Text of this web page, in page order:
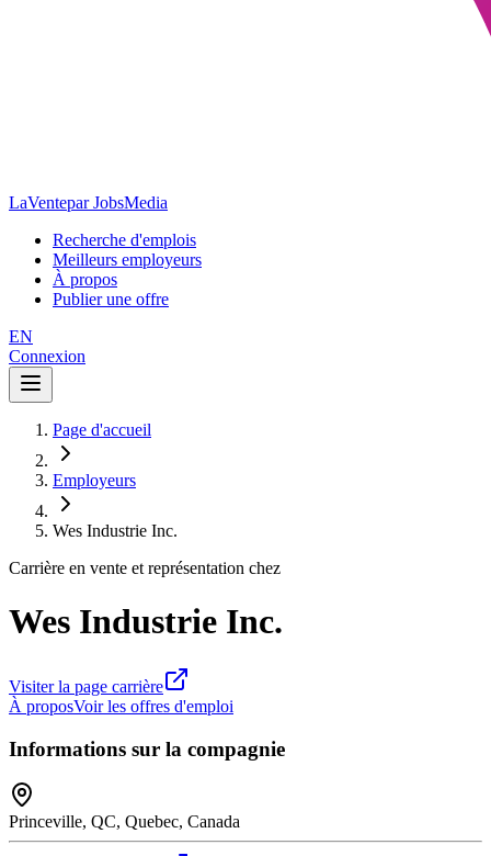
LaVentepar JobsMedia
Recherche d'emplois
Meilleurs employeurs
À propos
Publier une offre
EN
Connexion
Page d'accueil
Employeurs
Wes Industrie Inc.
Carrière en vente et représentation chez
Wes Industrie Inc.
Visiter la page carrière
À proposVoir les offres d'emploi
Informations sur la compagnie
Princeville, QC, Quebec, Canada